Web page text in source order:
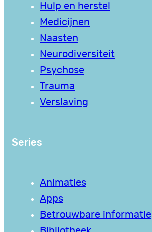
Hulp en herstel
Medicijnen
Naasten
Neurodiversiteit
Psychose
Trauma
Verslaving
Series
Animaties
Apps
Betrouwbare informatie